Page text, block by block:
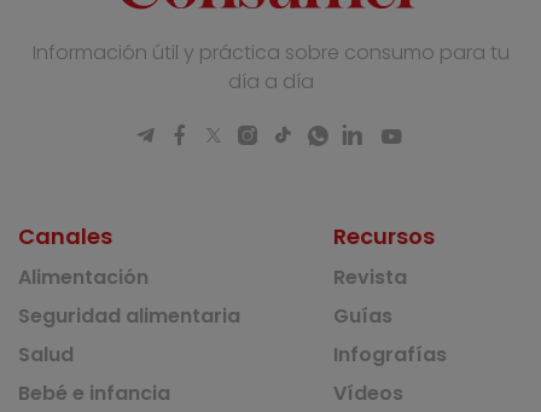
Información útil y práctica sobre consumo para tu
día a día
Canales
Alimentación
Seguridad alimentaria
Salud
Bebé e infancia
Recursos
Revista
Guías
Infografías
Vídeos